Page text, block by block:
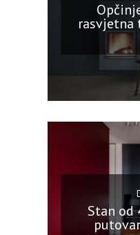
rasvjetna
Stan od